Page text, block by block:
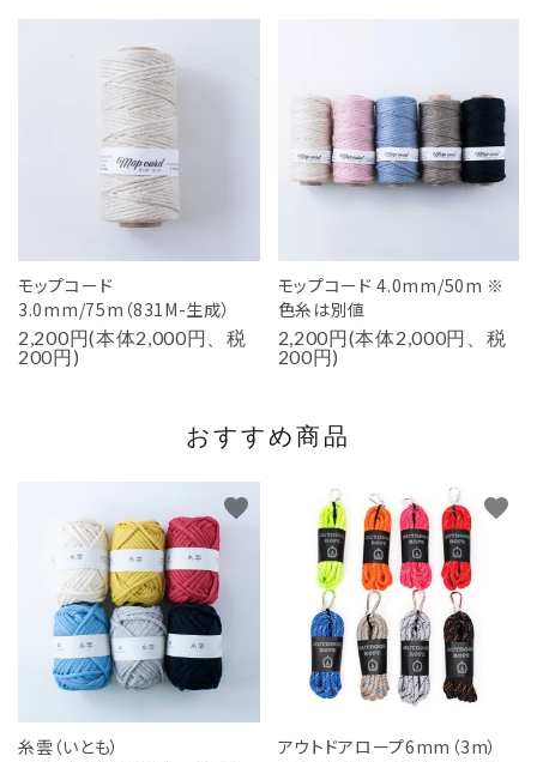
モップコード
3.0mm/75m（831M-生成）
2,200円(本体2,000円、税
200円)
モップコード 4.0mm/50m ※
色糸は別値
2,200円(本体2,000円、税
200円)
おすすめ商品
糸雲（いとも）
favorite
アウトドアロープ6mm（3m）
favorite